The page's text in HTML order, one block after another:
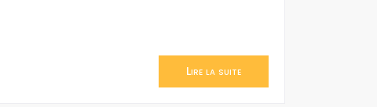
Lire la suite